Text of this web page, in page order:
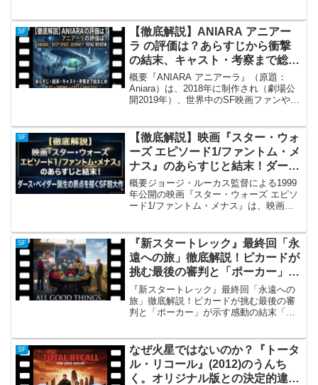
送され、ジェシカ・アルバを一躍世界的
スターにしたSF...
SF
【徹底解説】ANIARA アニアー
ラ の評価は？あらすじから衝撃
の結末、キャスト・考察まで総ま
とめ
概要『ANIARA アニアーラ』（原題：
Aniara）は、2018年に制作され（劇場公
開2019年）、世界中のSF映画ファンや映
ンドラマ映画です。主演を務めるエミー
ナ...
SF
【徹底解説】映画『スター・ウォ
ーズ エピソード1/ファントム・メ
ナス』のあらすじと結末！ダー
ス・ベイダー誕生の原点を描く
SF超大作
概要ジョージ・ルーカス監督による1999
年公開の映画『スター・ウォーズ エピソ
ード1/ファントム・メナス』は、映画史
ー）の第1作目となるSF超大作です。旧
三部作の完結編...
SF
『新スタートレック』最終回「永
遠への旅」徹底解説！ピカードが
挑む最後の審判と「ポーカー」が
示す感動の結末
『新スタートレック』最終回「永遠への
旅」徹底解説！ピカードが挑む最後の審
判と「ポーカー」が示す感動の結末「永
った『新スタートレック（TNG）』...
SF
なぜ火星ではないのか？『トータ
ル・リコール』(2012)のうんち
く。オリジナル版との決定的違い